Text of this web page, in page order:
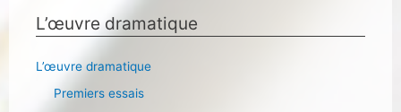
L’œuvre dramatique
L’œuvre dramatique
Premiers essais